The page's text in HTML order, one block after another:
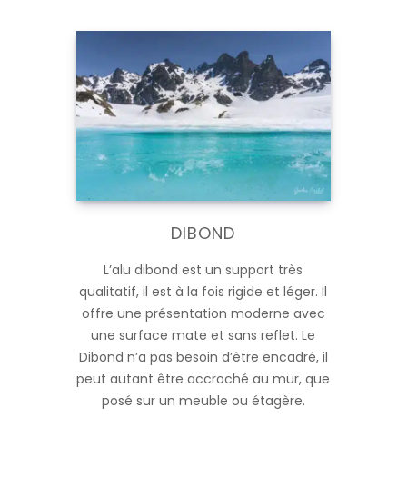
DIBOND
L’alu dibond est un support très
qualitatif, il est à la fois rigide et léger. Il
offre une présentation moderne avec
une surface mate et sans reflet. Le
Dibond n’a pas besoin d’être encadré, il
peut autant être accroché au mur, que
posé sur un meuble ou étagère.